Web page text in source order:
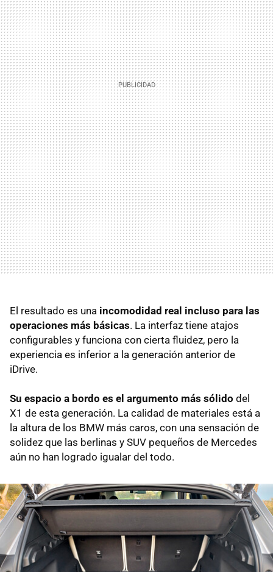
El resultado es una incomodidad real incluso para las
operaciones más básicas. La interfaz tiene atajos
configurables y funciona con cierta fluidez, pero la
experiencia es inferior a la generación anterior de
iDrive.
Su espacio a bordo es el argumento más sólido del
X1 de esta generación. La calidad de materiales está a
la altura de los BMW más caros, con una sensación de
solidez que las berlinas y SUV pequeños de Mercedes
aún no han logrado igualar del todo.